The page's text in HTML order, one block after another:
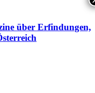
über Erfindungen,